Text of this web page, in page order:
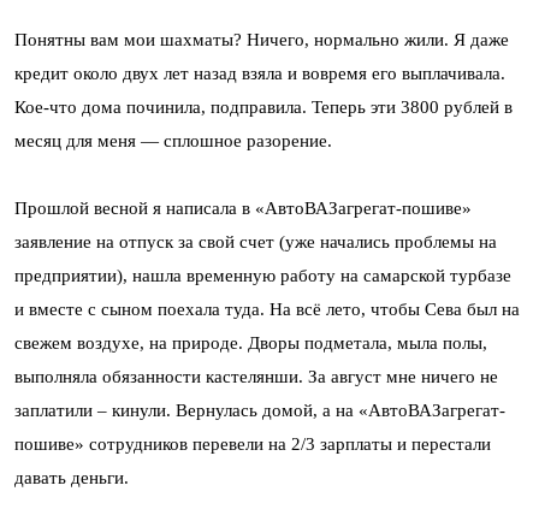
Понятны вам мои шахматы? Ничего, нормально жили. Я даже
кредит около двух лет назад взяла и вовремя его выплачивала.
Кое-что дома починила, подправила. Теперь эти 3800 рублей в
месяц для меня — сплошное разорение.
Прошлой весной я написала в «АвтоВАЗагрегат-пошиве»
заявление на отпуск за свой счет (уже начались проблемы на
предприятии), нашла временную работу на самарской турбазе
и вместе с сыном поехала туда. На всё лето, чтобы Сева был на
свежем воздухе, на природе. Дворы подметала, мыла полы,
выполняла обязанности кастелянши. За август мне ничего не
заплатили – кинули. Вернулась домой, а на «АвтоВАЗагрегат-
пошиве» сотрудников перевели на 2/3 зарплаты и перестали
давать деньги.